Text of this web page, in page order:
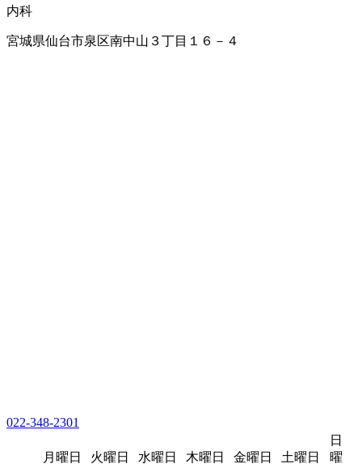
内科
宮城県仙台市泉区南中山３丁目１６－４
022-348-2301
月曜日 火曜日 水曜日 木曜日 金曜日 土曜日
日
曜